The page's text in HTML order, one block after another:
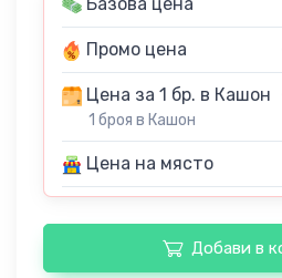
Промо цена
Цена за 1 бр. в Кашон
1 броя в Кашон
Цена на място
Добави в